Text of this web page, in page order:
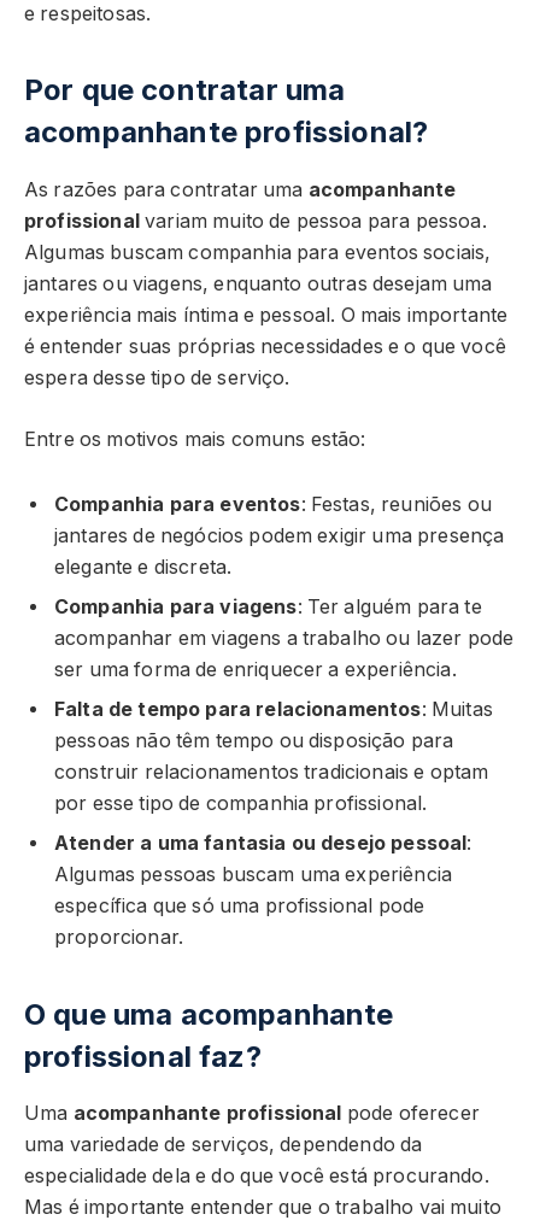
e respeitosas.
Por que contratar uma
acompanhante profissional?
As razões para contratar uma acompanhante
profissionalvariam muito de pessoa para pessoa.
Algumas buscam companhia para eventos sociais,
jantares ou viagens, enquanto outras desejam uma
experiência mais íntima e pessoal. O mais importante
é entender suas próprias necessidades e o que você
espera desse tipo de serviço.
Entre os motivos mais comuns estão:
Companhia para eventos: Festas, reuniões ou
jantares de negócios podem exigir uma presença
elegante e discreta.
Companhia para viagens: Ter alguém para te
acompanhar em viagens a trabalho ou lazer pode
ser uma forma de enriquecer a experiência.
Falta de tempo para relacionamentos: Muitas
pessoas não têm tempo ou disposição para
construir relacionamentos tradicionais e optam
por esse tipo de companhia profissional.
Atender a uma fantasia ou desejo pessoal :
Algumas pessoas buscam uma experiência
específica que só uma profissional pode
proporcionar.
O que uma acompanhante
profissional faz?
Uma acompanhante profissional pode oferecer
uma variedade de serviços, dependendo da
especialidade dela e do que você está procurando.
Mas é importante entender que o trabalho vai muito